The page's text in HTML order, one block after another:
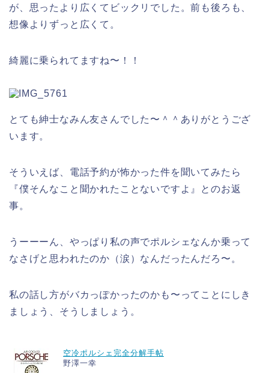
が、思ったより広くてビックリでした。前も後ろも、
想像よりずっと広くて。
綺麗に乗られてますね〜！！
とても紳士なみん友さんでした〜＾＾ありがとうござ
います。
そういえば、電話予約が怖かった件を聞いてみたら
『僕そんなこと聞かれたことないですよ』とのお返
事。
うーーーん、やっぱり私の声でポルシェなんか乗って
なさげと思われたのか（涙）なんだったんだろ〜。
私の話し方がバカっぽかったのかも〜ってことにしき
ましょう、そうしましょう。
空冷ポルシェ完全分解手帖
野澤一幸